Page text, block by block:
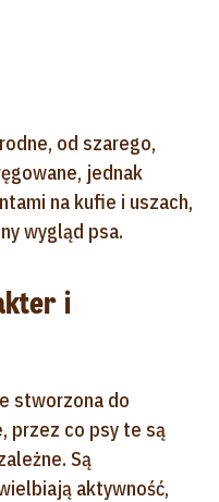
od szarego,
jednak
na kufie i uszach,
wygląd psa.
i
stworzona do
przez co psy te są
Są
aktywność,